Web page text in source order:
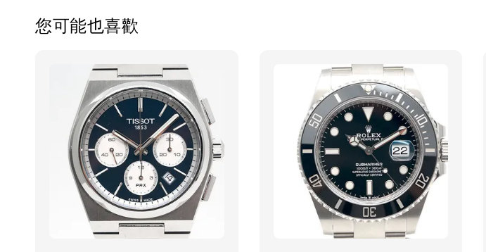
您可能也喜歡